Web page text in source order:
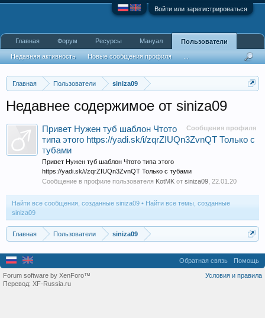
Войти или зарегистрироваться
Главная Пользователи siniza09
Недавнее содержимое от siniza09
Сообщения профиля
Привет Нужен туб шаблон Чтото
типа этого https://yadi.sk/i/zqrZIUQn3ZvnQT Только с
тубами
Привет Нужен туб шаблон Чтото типа этого
https://yadi.sk/i/zqrZIUQn3ZvnQT Только с тубами
Сообщение в профиле пользователя KotMK от siniza09 22.01.20
Найти все сообщения, созданные siniza09
Найти все темы, созданные
siniza09
Главная Пользователи siniza09
Главная Форум Ресурсы Мануал Пользователи
Недавняя активность Новые сообщения профиля
Обратная связь Помощь
Условия и правила
Forum software by XenForo™
Перевод: XF-Russia.ru